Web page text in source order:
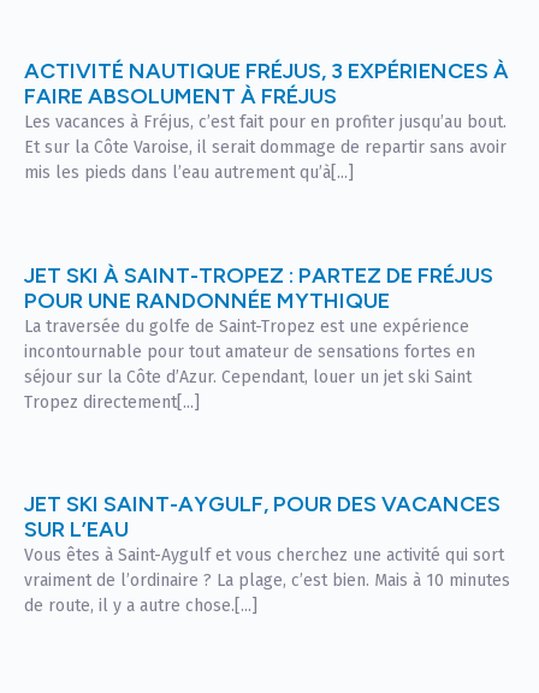
ACTIVITÉ NAUTIQUE FRÉJUS, 3 EXPÉRIENCES À
FAIRE ABSOLUMENT À FRÉJUS
Les vacances à Fréjus, c’est fait pour en profiter jusqu’au bout.
Et sur la Côte Varoise, il serait dommage de repartir sans avoir
mis les pieds dans l’eau autrement qu’à[...]
JET SKI À SAINT-TROPEZ : PARTEZ DE FRÉJUS
POUR UNE RANDONNÉE MYTHIQUE
La traversée du golfe de Saint-Tropez est une expérience
incontournable pour tout amateur de sensations fortes en
séjour sur la Côte d’Azur. Cependant, louer un jet ski Saint
Tropez directement[...]
JET SKI SAINT-AYGULF, POUR DES VACANCES
SUR L’EAU
Vous êtes à Saint-Aygulf et vous cherchez une activité qui sort
vraiment de l’ordinaire ? La plage, c’est bien. Mais à 10 minutes
de route, il y a autre chose.[...]